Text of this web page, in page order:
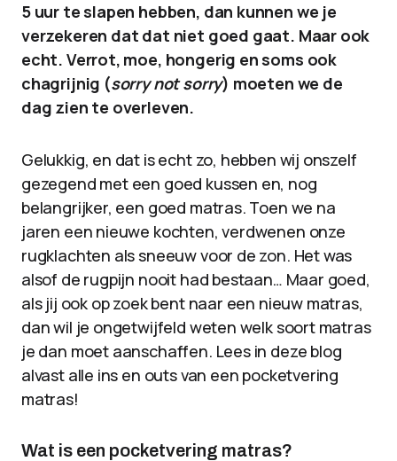
5 uur te slapen hebben, dan kunnen we je
verzekeren dat dat niet goed gaat. Maar ook
echt. Verrot, moe, hongerig en soms ook
chagrijnig (sorry not sorry) moeten we de
dag zien te overleven.
Gelukkig, en dat is echt zo, hebben wij onszelf
gezegend met een goed kussen en, nog
belangrijker, een goed matras. Toen we na
jaren een nieuwe kochten, verdwenen onze
rugklachten als sneeuw voor de zon. Het was
alsof de rugpijn nooit had bestaan… Maar goed,
als jij ook op zoek bent naar een nieuw matras,
dan wil je ongetwijfeld weten welk soort matras
je dan moet aanschaffen. Lees in deze blog
alvast alle ins en outs van een pocketvering
matras!
Wat is een pocketvering matras?